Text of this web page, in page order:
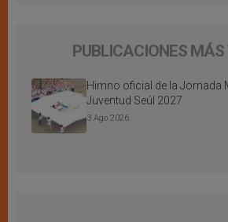
PUBLICACIONES
Himno oficial de la Jornada
Juventud Seúl 2027
3 Ago 2026